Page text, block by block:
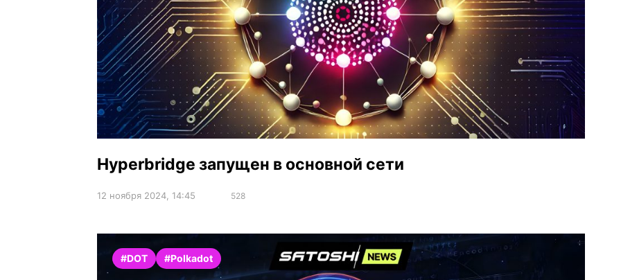
Hyperbridge запущен в основной сети
12 ноября 2024, 14:45 528
#DOT #Polkadot